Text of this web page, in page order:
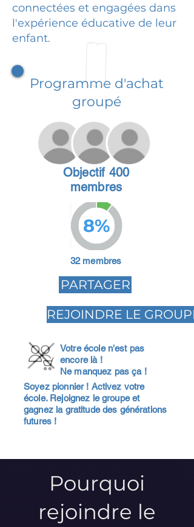
connectées et engagées dans
l'expérience éducative de leur
enfant.
Programme d'achat
groupé
Objectif 400
membres
8%
32 membres
PARTAGER
REJOINDRE LE GROUPE
Votre école n'est pas
encore là !
Ne manquez pas ça !
Soyez pionnier ! Activez votre
école. Rejoignez le groupe et
gagnez la gratitude des générations
futures !
Pourquoi
rejoindre le